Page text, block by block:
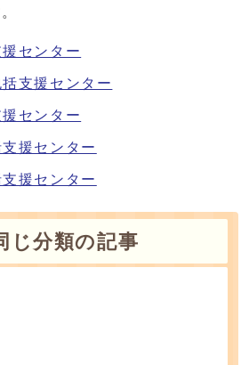
センター
支援センター
センター
援センター
援センター
じ分類の記事